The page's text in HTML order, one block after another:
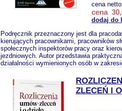
cena
cena
dodaj do
Podręcznik przeznaczony jest dla
kierujących pracownikami, pracowników
społecznych inspektorów pracy oraz
jezdniowych. Autor przedstawia
działalności wymienionych osób w
ZLECEŃ I